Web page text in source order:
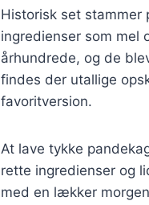
Historisk set stammer
ingredienser som mel
århundrede, og de
findes der utallige
favoritversion.
At lave tykke
rette ingredienser og
med en lækker